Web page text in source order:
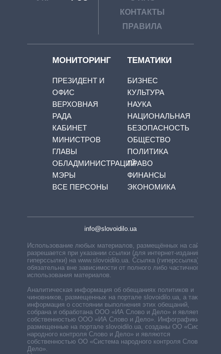
КОНТАКТЫ
ПРАВИЛА
МОНИТОРИНГ
ПРЕЗИДЕНТ И
ОФИС
ВЕРХОВНАЯ
РАДА
КАБИНЕТ
МИНИСТРОВ
ГЛАВЫ
ОБЛАДМИНИСТРАЦИЙ
МЭРЫ
ВСЕ ПЕРСОНЫ
ТЕМАТИКИ
БИЗНЕС
КУЛЬТУРА
НАУКА
НАЦИОНАЛЬНАЯ
БЕЗОПАСНОСТЬ
ОБЩЕСТВО
ПОЛИТИКА
ПРАВО
ФИНАНСЫ
ЭКОНОМИКА
info@slovoidilo.ua
Использование любых материалов, размещённых на сайте,
разрешается при указании ссылки (для интернет-изданий —
гиперссылки) на www.slovoidilo.ua. Ссылка (гиперссылка)
обязательна вне зависимости от полного либо частичного
использования материалов.
Аналитическая информация об обещаниях политиков и
чиновников, размещенных на портале slovoidilo.ua, а также
информация о состоянии выполнения этих обещаний,
собрана и обработана ООО «ИА Слово и Дело» и является
собственностью ООО «ИА Слово и Дело». Инфографики,
размещенные на портале slovoidilo.ua, созданы ОО «Система
народного контроля Слово и Дело» и являются
собственностью ОО «Система народного контроля Слово и
Дело».